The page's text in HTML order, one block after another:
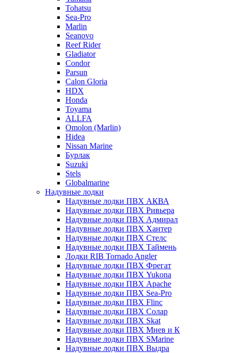
Tohatsu
Sea-Pro
Marlin
Seanovo
Reef Rider
Gladiator
Condor
Parsun
Calon Gloria
HDX
Honda
Toyama
ALLFA
Omolon (Marlin)
Hidea
Nissan Marine
Бурлак
Suzuki
Stels
Globalmarine
Надувные лодки
Надувные лодки ПВХ АКВА
Надувные лодки ПВХ Ривьера
Надувные лодки ПВХ Адмирал
Надувные лодки ПВХ Хантер
Надувные лодки ПВХ Стелс
Надувные лодки ПВХ Таймень
Лодки RIB Tornado Angler
Надувные лодки ПВХ Фрегат
Надувные лодки ПВХ Yukona
Надувные лодки ПВХ Apache
Надувные лодки ПВХ Sea-Pro
Надувные лодки ПВХ Flinc
Надувные лодки ПВХ Солар
Надувные лодки ПВХ Skat
Надувные лодки ПВХ Мнев и К
Надувные лодки ПВХ SMarine
Надувные лодки ПВХ Выдра